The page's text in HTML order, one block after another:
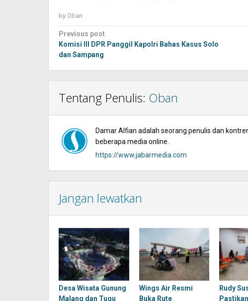
by Oban
Post
navigation
Previous post
Komisi III DPR Panggil Kapolri Bahas Kasus Solo
dan Sampang
Tentang Penulis: Oban
Damar Alfian adalah seorang penulis dan
beberapa media online.
https://www.jabarmedia.com
Jangan lewatkan
Desa Wisata Gunung
Malang dan Tugu
Wings Air Resmi
Buka Rute
Rudy
Pastikan